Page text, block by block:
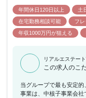
年間休日120日以上 土
在宅勤務相談可能
フ
年収1000万円が狙える
リアルエステー
この求人のこ
当グループで最も安定
事業は、中核子事業会